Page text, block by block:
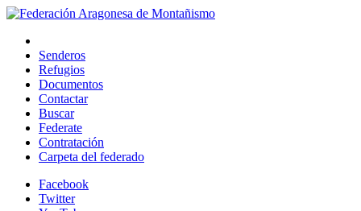
Senderos
Refugios
Documentos
Contactar
Buscar
Federate
Contratación
Carpeta del federado
Facebook
Twitter